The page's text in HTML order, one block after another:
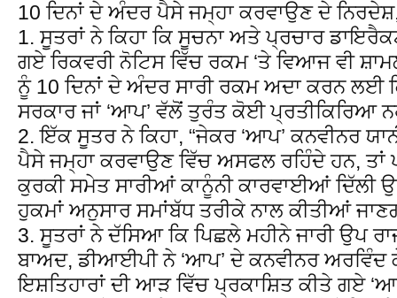
10 ਦਿਨਾਂ ਦੇ ਅੰਦਰ ਪੈਸੇ ਜਮ੍ਹਾ ਕਰਵਾਉਣ ਦੇ
1. ਸੂਤਰਾਂ ਨੇ ਕਿਹਾ ਕਿ ਸੂਚਨਾ ਅਤੇ ਪ੍ਰਚਾਰ
ਗਏ ਰਿਕਵਰੀ ਨੋਟਿਸ ਵਿੱਚ ਰਕਮ ‘ਤੇ ਵਿਆਜ ਵੀ
ਨੂੰ 10 ਦਿਨਾਂ ਦੇ ਅੰਦਰ ਸਾਰੀ ਰਕਮ ਅਦਾ ਕਰਨ ਲਈ
ਸਰਕਾਰ ਜਾਂ ‘ਆਪ’ ਵੱਲੋਂ ਤੁਰੰਤ ਕੋਈ ਪ੍ਰਤੀਕਿਰਿਆ
2. ਇੱਕ ਸੂਤਰ ਨੇ ਕਿਹਾ, “ਜੇਕਰ ‘ਆਪ’ ਕਨਵੀਨਰ
ਪੈਸੇ ਜਮ੍ਹਾ ਕਰਵਾਉਣ ਵਿੱਚ ਅਸਫਲ ਰਹਿੰਦੇ ਹਨ, ਤਾਂ
ਕੁਰਕੀ ਸਮੇਤ ਸਾਰੀਆਂ ਕਾਨੂੰਨੀ ਕਾਰਵਾਈਆਂ ਦਿੱਲੀ
ਹੁਕਮਾਂ ਅਨੁਸਾਰ ਸਮਾਂਬੱਧ ਤਰੀਕੇ ਨਾਲ ਕੀਤੀਆਂ
3. ਸੂਤਰਾਂ ਨੇ ਦੱਸਿਆ ਕਿ ਪਿਛਲੇ ਮਹੀਨੇ ਜਾਰੀ ਉਪ
ਬਾਅਦ, ਡੀਆਈਪੀ ਨੇ ‘ਆਪ’ ਦੇ ਕਨਵੀਨਰ ਅਰਵਿੰਦ
ਇਸ਼ਤਿਹਾਰਾਂ ਦੀ ਆੜ ਵਿੱਚ ਪ੍ਰਕਾਸ਼ਿਤ ਕੀਤੇ ਗਏ